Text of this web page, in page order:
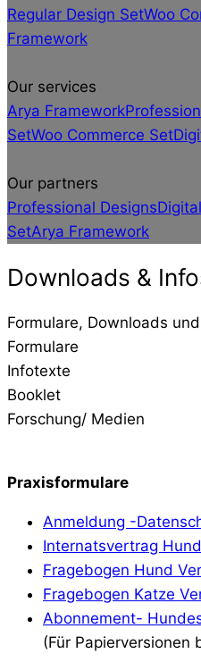
Regular Design SetWoo
Framework
Our services
Arya Framework
SetWoo Commerce Set
Our partners
Professional Designs
SetArya Framework
Downloads &
Formulare, Downloads
Formulare
Infotexte
Booklet
Forschung/ Medien
Praxisformulare
Anmeldung -
Internatsvertrag Hund
Fragebogen Hund
Fragebogen Katze
Abonnement-
(Für Papierversionen